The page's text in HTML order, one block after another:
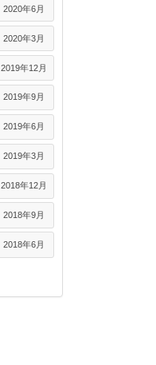
2020年6月
2020年3月
2019年12月
2019年9月
2019年6月
2019年3月
2018年12月
2018年9月
2018年6月